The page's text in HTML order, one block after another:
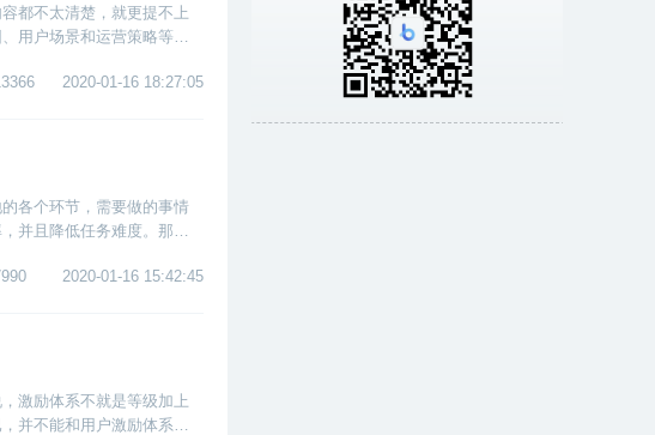
都不太清楚，就更提不上
用户场景和运营策略等内
2020-01-16 18:27:05
各个环节，需要做的事情
并且降低任务难度。那
2020-01-16 15:42:45
激励体系不就是等级加上
并不能和用户激励体系画